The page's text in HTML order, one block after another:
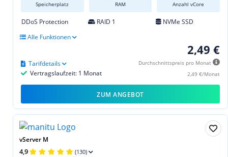
Speicherplatz RAM Anzahl vCore
DDoS Protection RAID 1
NVMe SSD
Alle Funktionen
2,49 €
Durchschnittspreis pro Monat
2,49 €/Monat
Vertragslaufzeit: 1 Monat
Tarifdetails
ZUM ANGEBOT
vServer M
4,9 (130)